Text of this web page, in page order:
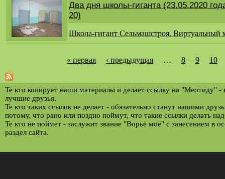
Два дня школы-гиганта (23.05.2020
20)
Школа-гигант Сельмашстроя. Виртуальный
т
р
а
н
и
« первая ‹ предыдущая … 8 9 10
Те кто копирует наши материалы и делает ссылку на "Меотиду" -
лучшие друзья.
Те кто таких ссылок не делает - обязательно станут нашими
потому, что рано или поздно поймут, что такие ссылки делать
Те кто не поймет - заслужит звание "Ворьё моё" с занесением в
раздел сайта.